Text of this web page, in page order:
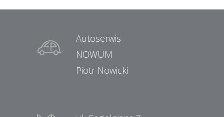
Autoserwis
NOWUM
Piotr Nowicki